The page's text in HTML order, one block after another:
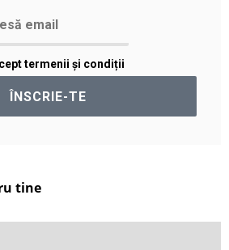
termenii și condiții
tine